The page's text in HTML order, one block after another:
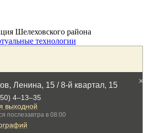
Шелеховского района
технологии